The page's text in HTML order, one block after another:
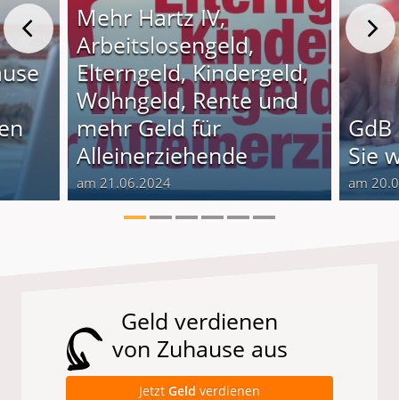
Mehr Hartz IV,
Arbeitslosengeld,
Elterngeld, Kindergeld,
Wohngeld, Rente und
mehr Geld für
Alleinerziehende
am 21.06.2024
Sie
am
Geld verdienen
von Zuhause aus
Jetzt Geld verdienen